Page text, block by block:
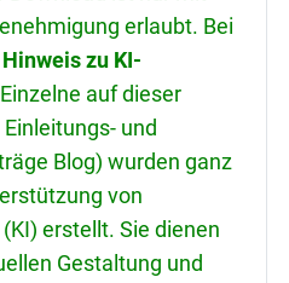
erlaubt. Bei
Hinweis zu KI-
Einzelne auf dieser
und
Blog) wurden ganz
von
erstellt. Sie dienen
Gestaltung und